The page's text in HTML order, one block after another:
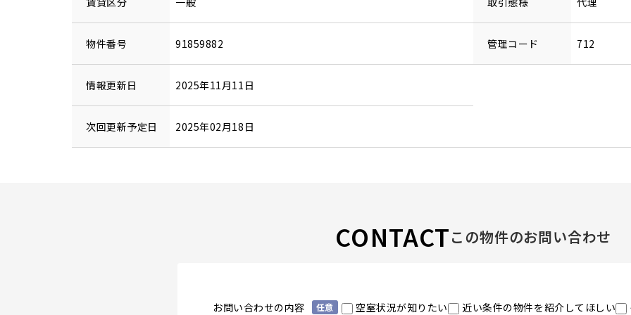
物件番号 91859882 管理コード 712
情報更新日 2025年11月11日
次回更新予定日 2025年02月18日
CONTACTこの物件のお問い合わせ
お問い合わせの内容 任意 空室状況が知りたい 近い条件の物件を紹介してほしい